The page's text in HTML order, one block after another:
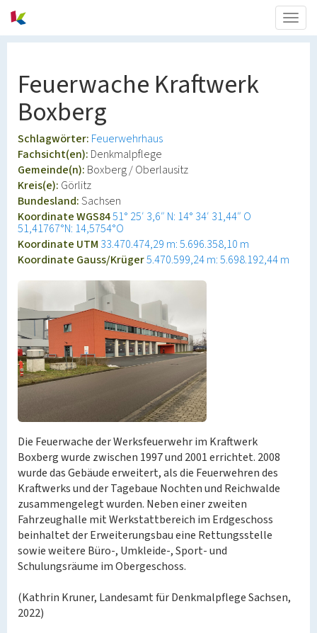
Feuerwache Kraftwerk
Boxberg
Schlagwörter: Feuerwehrhaus
Fachsicht(en): Denkmalpflege
Gemeinde(n): Boxberg / Oberlausitz
Kreis(e): Görlitz
Bundesland:Sachsen
Koordinate WGS8451° 25′ 3,6″ N: 14° 34′ 31,44″ O
51,41767°N: 14,5754°O
Koordinate UTM 33.470.474,29 m: 5.696.358,10 m
Koordinate Gauss/Krüger5.470.599,24 m: 5.698.192,44 m
Die Feuerwache der Werksfeuerwehr im Kraftwerk
Boxberg wurde zwischen 1997 und 2001 errichtet. 2008
wurde das Gebäude erweitert, als die Feuerwehren des
Kraftwerks und der Tagebaue Nochten und Reichwalde
zusammengelegt wurden. Neben einer zweiten
Fahrzeughalle mit Werkstattbereich im Erdgeschoss
beinhaltet der Erweiterungsbau eine Rettungsstelle
sowie weitere Büro-, Umkleide-, Sport- und
Schulungsräume im Obergeschoss.
(Kathrin Kruner, Landesamt für Denkmalpflege Sachsen,
2022)